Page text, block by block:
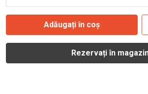
Adăugați în coș
Rezervați în